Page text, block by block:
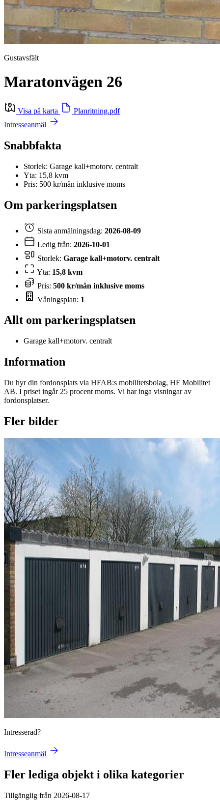
Gustavsfält
Maratonvägen 26
Visa på karta
Planritning.pdf
Intresseanmäl
Snabbfakta
Storlek: Garage kall+motorv. centralt
Yta: 15,8 kvm
Pris: 500 kr/mån inklusive moms
Om parkeringsplatsen
Sista anmälningsdag: 2026-08-09
Ledig från: 2026-10-01
Storlek: Garage kall+motorv. centralt
Yta: 15,8 kvm
Pris: 500 kr/mån inklusive moms
Våningsplan: 1
Allt om parkeringsplatsen
Garage kall+motorv. centralt
Information
Du hyr din fordonsplats via HFAB:s mobilitetsbolag, HF Mobilitet
AB. I priset ingår 25 procent moms. Vi har inga visningar av
fordonsplatser.
Fler bilder
Intresserad?
Intresseanmäl
Fler lediga objekt i olika kategorier
Tillgänglig från 2026-08-17